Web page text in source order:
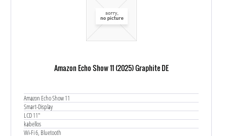
Amazon Echo Show 11 (2025) Graphite DE
Amazon Echo Show 11
Smart-Display
LCD 11"
kabellos
Wi-Fi 6, Bluetooth